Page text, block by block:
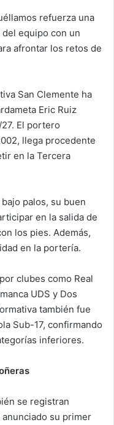
refuerza una
equipo con un
afrontar los retos de
San Clemente ha
Eric Ruiz
El portero
llega procedente
en la Tercera
palos, su buen
en la salida de
los pies. Además,
en la portería.
clubes como Real
UDS y Dos
también fue
Sub-17, confirmando
inferiores.
se registran
su primer